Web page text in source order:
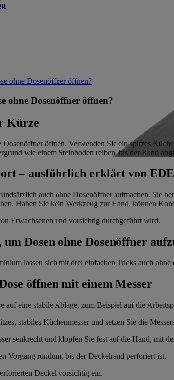
ohne Dosenöffner öffnen?
ohne Dosenöffner öffnen?
Kürze
Dosenöffner öffnen. Verwenden Sie ein spitzes
wie einem Steinboden reiben, bis der Rand
– ausführlich erklärt von
auch ohne Dosenöffner aufmachen. Sie
Haben Sie kein Werkzeug zur Hand, können
Erwachsenen und vorsichtig durchgeführt wird.
Dosen ohne Dosenöffner
lassen sich mit drei einfachen Tricks auch
öffnen mit einem Messer
auf eine stabile Ablage, zum Beispiel auf die
stabiles Küchenmesser und setzen Sie die
senkrecht und klopfen Sie fest auf die Hand, mit
Vorgang rundum, bis der Deckelrand perforiert ist.
Deckel vorsichtig ein.